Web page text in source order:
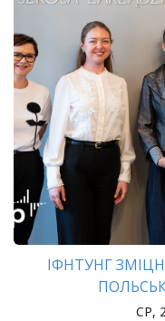
ІФНТУНГ
СР,